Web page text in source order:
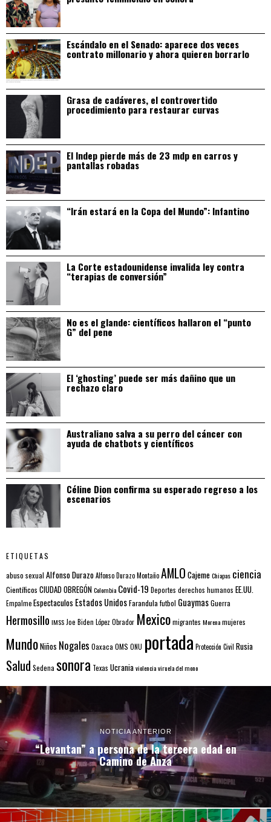
Escándalo en el Senado: aparece dos veces
contrato millonario y ahora quieren borrarlo
Grasa de cadáveres, el controvertido
procedimiento para restaurar curvas
El Indep pierde más de 23 mdp en carros y
pantallas robadas
“Irán estará en la Copa del Mundo”: Infantino
La Corte estadounidense invalida ley contra
“terapias de conversión”
No es el glande: científicos hallaron el “punto
G” del pene
El ‘ghosting’ puede ser más dañino que un
rechazo claro
Australiano salva a su perro del cáncer con
ayuda de chatbots y científicos
Céline Dion confirma su esperado regreso a los
escenarios
ETIQUETAS
abuso sexual Alfonso DurazoAlfonso Durazo MontañoAMLO CajemeChiapas ciencia
Científicos CIUDAD OBREGÓNColombia Covid-19 Deportes derechos humanos EE.UU.
EmpalmeEspectaculos Estados UnidosFarandula futbol GuaymasGuerra
Hermosillo IMSS Joe Biden López Obrador Mexicomigrantes Morenamujeres
MundoNiños Nogales Oaxaca OMS ONU portada Protección Civil Rusia
Salud Sedena sonora Texas Ucraniaviolenciaviruela del mono
NOTICIA ANTERIOR
“Levantan” a persona de la tercera edad en
Camino de Anza